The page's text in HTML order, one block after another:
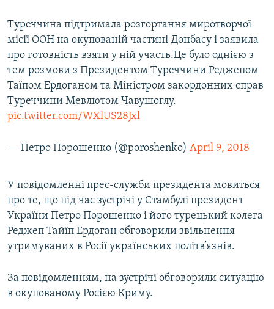
Усі сайти RFE/RL
Туреччина підтримала розгортання миротворчої
місії ООН на окупованій частині Донбасу і заявила
про готовність взяти у ній участь.Це було однією з
тем розмови з Президентом Туреччини Реджепом
Таїпом Ердоганом та Міністром закордонних справ
Туреччини Мевлютом Чавушоглу.
pic.twitter.com/WXlUS28Jxl
— Петро Порошенко (@poroshenko) April 9, 2018
У повідомленні прес-служби президента мовиться
про те, що під час зустрічі у Стамбулі президент
України Петро Порошенко і його турецький колега
Реджеп Тайїп Ердоган обговорили звільнення
утримуваних в Росії українських політв’язнів.
За повідомленням, на зустрічі обговорили ситуацію
в окупованому Росією Криму.